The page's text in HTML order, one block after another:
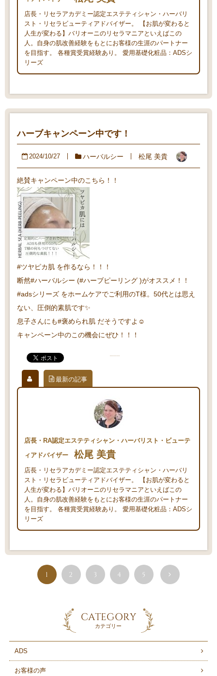
店長・リセラアカデミー認定エステティシャン・ハーバリ
スト・リセラビューティアドバイザー。 【お肌が変わると
人生が変わる】バリオーニのリセラマニアといえばこの
人。自身の肌改善経験をもとにお客様の生涯のパートナー
を目指す。 各種賞受賞経験あり。 愛用基礎化粧品：ADSシ
リーズ
ハーブキャンペーン中です！
2024/10/27 ハーバルシー 松尾 美貴
絶賛キャンペーン中のこちら！！
#ツヤピカ肌 を作るなら！！！
断然#ハーバルシー (#ハーブピーリング )がオススメ！！
#adsシリーズ をホームケアでご利用のT様。50代とは思え
ない、圧倒的素肌です✨
息子さんにも#褒められ肌 だそうですよ☺️
キャンペーン中のこの機会にぜひ！！！
最新の記事
店長・RA認定エステティシャン・ハーバリスト・ビューテ
ィアドバイザー
松尾 美貴
店長・リセラアカデミー認定エステティシャン・ハーバリ
スト・リセラビューティアドバイザー。 【お肌が変わると
人生が変わる】バリオーニのリセラマニアといえばこの
人。自身の肌改善経験をもとにお客様の生涯のパートナー
を目指す。 各種賞受賞経験あり。 愛用基礎化粧品：ADSシ
リーズ
1 2 3 4 5
CATEGORY
カテゴリー
ADS
お客様の声